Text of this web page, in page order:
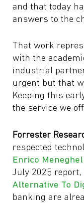
and that today
answers to the
That work
with the
industrial
urgent but that
Keeping this
the service we
Forrester
respected
Enrico Meneghel
July 2025 report,
Alternative To
banking are